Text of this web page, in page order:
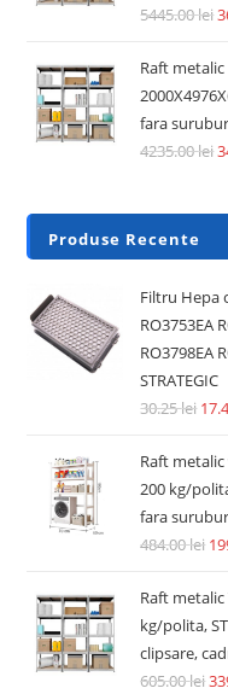
5445.00lei
Raft
fara
4235.00lei
Produse Recente
Filtru Hepa
RO3753EA
RO3798EA
STRATEGIC
30.25lei
Raft metalic
200 kg/
fara
484.00lei
Raft metalic
kg/polita,
clipsare,
605.00lei